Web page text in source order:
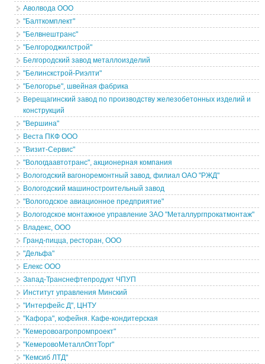
Аволвода ООО
"Балткомплект"
"Белвнештранс"
"Белгороджилстрой"
Белгородский завод металлоизделий
"Белинскстрой-Риэлти"
"Белогорье", швейная фабрика
Верещагинский завод по производству железобетонных изделий и
конструкций
"Вершина"
Веста ПКФ ООО
"Визит-Сервис"
"Вологдаавтотранс", акционерная компания
Вологодский вагоноремонтный завод, филиал ОАО "РЖД"
Вологодский машиностроительный завод
"Вологодское авиационное предприятие"
Вологодское монтажное управление ЗАО "Металлургпрокатмонтаж"
Владекс, ООО
Гранд-пицца, ресторан, ООО
"Дельфа"
Елекс ООО
Запад-Транснефтепродукт ЧПУП
Институт управления Минский
"Интерфейс Д", ЦНТУ
"Кафора", кофейня. Кафе-кондитерская
"Кемеровоагропромпроект"
"КемеровоМеталлОптТорг"
"Кемсиб ЛТД"